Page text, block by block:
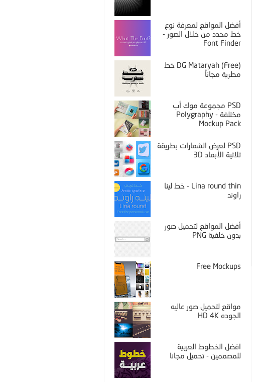
أفضل المواقع لمعرفة نوع
خط محدد من خلال الصور -
Font Finder
DG Mataryah (Free) خط
مطرية مجاناً
PSD مجموعة موك أب
مختلفة - Polygraphy
Mockup Pack
PSD لعرض الشعارات بطريقة
ثلاثية الأبعاد 3D
Lina round thin - خط لينا
راوند
أفضل المواقع لتحميل صور
بدون خلفية PNG
Free Mockups
مواقع لتحميل صور عاليه
الجوده HD 4K
افضل الخطوط العربية
للمصممين - تحميل مجانا